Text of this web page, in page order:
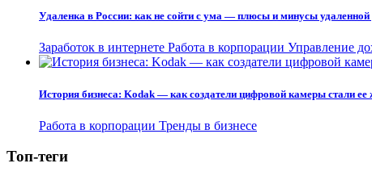
Удаленка в России: как не сойти с ума — плюсы и минусы
Заработок в интернете Работа в корпорации Управление
История бизнеса: Kodak — как создатели цифровой камеры стали ее
Работа в корпорации Тренды в бизнесе
Топ-теги